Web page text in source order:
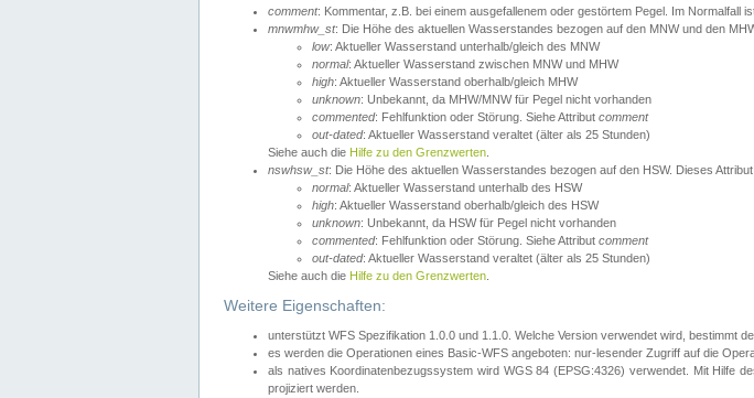
comment: Kommentar, z.B. bei einem ausgefallenem oder gestörtem Pegel. Im Normalfall
mnwmhw_st: Die Höhe des aktuellen Wasserstandes bezogen auf den MNW und den
low: Aktueller Wasserstand unterhalb/gleich des MNW
normal: Aktueller Wasserstand zwischen MNW und MHW
high: Aktueller Wasserstand oberhalb/gleich MHW
unknown: Unbekannt, da MHW/MNW für Pegel nicht vorhanden
commented: Fehlfunktion oder Störung. Siehe Attribut comment
out-dated: Aktueller Wasserstand veraltet (älter als 25 Stunden)
Siehe auch die Hilfe zu den Grenzwerten
nswhsw_st: Die Höhe des aktuellen Wasserstandes bezogen auf den HSW. Dieses
normal: Aktueller Wasserstand unterhalb des HSW
high: Aktueller Wasserstand oberhalb/gleich des HSW
unknown: Unbekannt, da HSW für Pegel nicht vorhanden
commented: Fehlfunktion oder Störung. Siehe Attribut comment
out-dated: Aktueller Wasserstand veraltet (älter als 25 Stunden)
Siehe auch die Hilfe zu den Grenzwerten
Weitere Eigenschaften:
unterstützt WFS Spezifikation 1.0.0 und 1.1.0. Welche Version verwendet wird, bestimmt
es werden die Operationen eines Basic-WFS angeboten: nur-lesender Zugriff auf die
als natives Koordinatenbezugssystem wird WGS 84 (EPSG:4326) verwendet. Mit Hilfe
projiziert werden.